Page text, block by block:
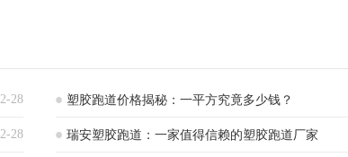
28 塑胶跑道价格揭秘：一平方究竟多少钱？
28 瑞安塑胶跑道：一家值得信赖的塑胶跑道厂家